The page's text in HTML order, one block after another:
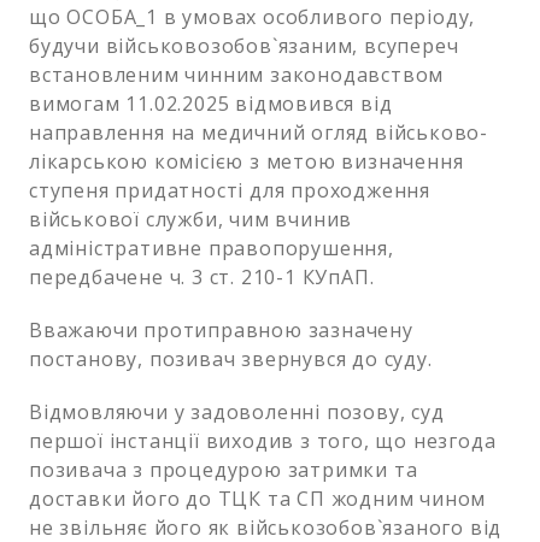
що ОСОБА_1 в умовах особливого періоду,
будучи військовозобов`язаним, всупереч
встановленим чинним законодавством
вимогам 11.02.2025 відмовився від
направлення на медичний огляд військово-
лікарською комісією з метою визначення
ступеня придатності для проходження
військової служби, чим вчинив
адміністративне правопорушення,
передбачене ч. 3 ст. 210-1 КУпАП.
Вважаючи протиправною зазначену
постанову, позивач звернувся до суду.
Відмовляючи у задоволенні позову, суд
першої інстанції виходив з того, що незгода
позивача з процедурою затримки та
доставки його до ТЦК та СП жодним чином
не звільняє його як військозобов`язаного від